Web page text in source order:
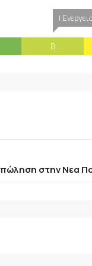
|
B
στην Νεα